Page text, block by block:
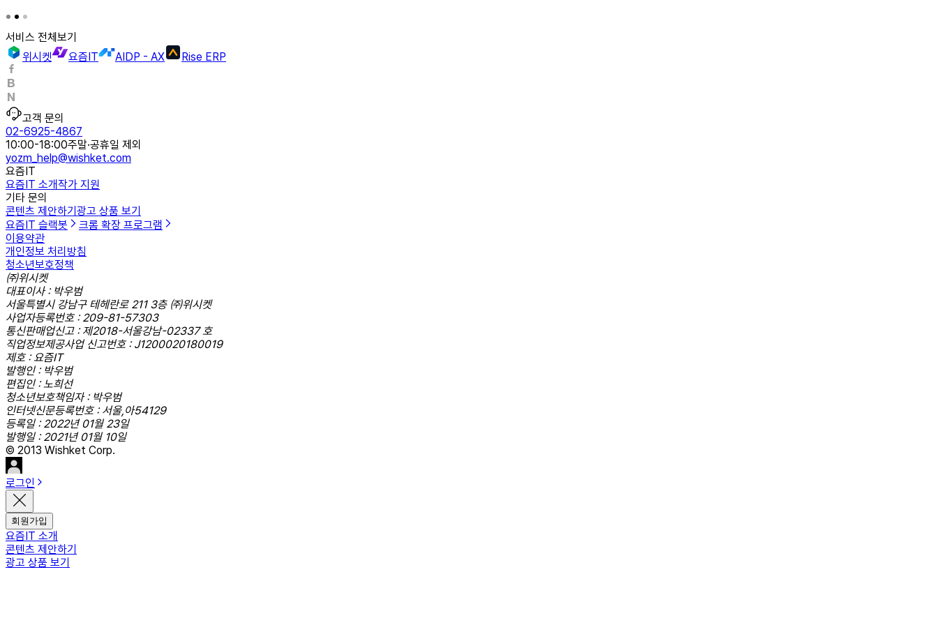
서비스 전체보기
위시켓
요즘IT AIDP - AX Rise ERP
고객 문의
02-6925-4867
10:00-18:00주말·공휴일 제외
yozm_help@wishket.com
요즘IT
요즘IT 소개작가 지원
기타 문의
콘텐츠 제안하기광고 상품 보기
요즘IT 슬랙봇
크롬 확장 프로그램
이용약관
개인정보 처리방침
청소년보호정책
㈜위시켓
대표이사 : 박우범
서울특별시 강남구 테헤란로 211 3층 ㈜위시켓
사업자등록번호 : 209-81-57303
통신판매업신고 : 제2018-서울강남-02337 호
직업정보제공사업 신고번호 : J1200020180019
제호 : 요즘IT
발행인 : 박우범
편집인 : 노희선
청소년보호책임자 : 박우범
인터넷신문등록번호 : 서울,아54129
등록일 : 2022년 01월 23일
발행일 : 2021년 01월 10일
© 2013 Wishket Corp.
로그인
회원가입
요즘IT 소개
콘텐츠 제안하기
광고 상품 보기